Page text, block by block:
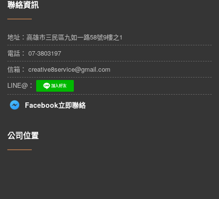
聯絡資訊
地址： 高雄市三民區九如一路58號9樓之1
電話： 07-3803197
信箱： creative8service@gmail.com
LINE@：
Facebook立即聯絡
公司位置